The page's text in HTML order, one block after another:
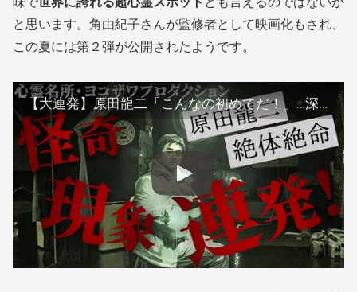
と思います。角由紀子さんが監修者として映画化もされ、
この夏には第２弾が公開されたようです。
【大連発】原田龍二「こんなの初めてだ！」…深夜のヨコザワ・プロダクション1人心霊検証で、怪奇現象が連発！霊が話したがっている！？